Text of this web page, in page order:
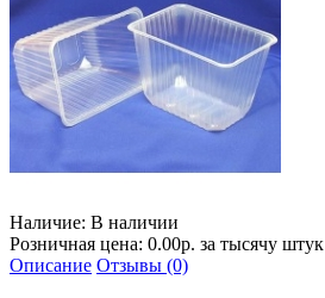
Наличие: В наличии
Розничная цена: 0.00р. за тысячу штук
Описание Отзывы (0)